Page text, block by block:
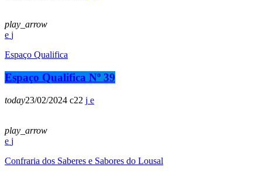
play_arrow
Espaço Qualifica
Espaço Qualifica Nº 39
today23/02/2024 22
play_arrow
Confraria dos Saberes e Sabores do Lousal